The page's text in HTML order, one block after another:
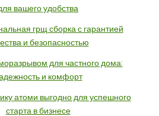
вашего удобства
грщ сборка с гарантией
и безопасностью
для частного дома:
и комфорт
атоми выгодно для успешного
старта в бизнесе